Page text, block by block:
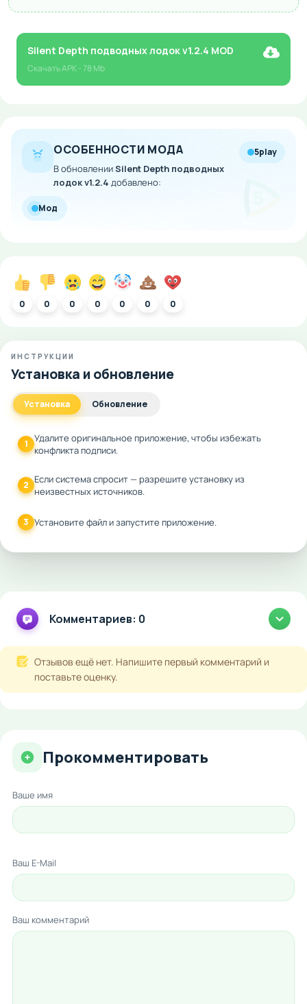
Silent Depth подводных лодок v1.2.4 MOD
СкачатьAPK- 78 Mb
ОСОБЕННОСТИ МОДА
В обновленииSilent Depth подводных
лодок v1.2.4 добавлено:
5play
Мод
0 0 0 0 0 0 0
ИНСТРУКЦИИ
Установка и обновление
Установка Обновление
1 Удалите оригинальное приложение, чтобы избежать
конфликта подписи.
2 Если система спросит — разрешите установку из
неизвестных источников.
3 Установите файл и запустите приложение.
Комментариев: 0
Отзывов ещё нет. Напишите первый комментарий и
поставьте оценку.
Прокомментировать
Ваше имя
Ваш E-Mail
Ваш комментарий